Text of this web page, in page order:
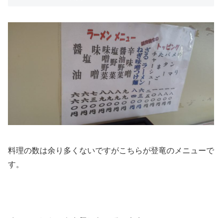
料理の数は余り多くないですがこちらが登竜のメニューで
す。